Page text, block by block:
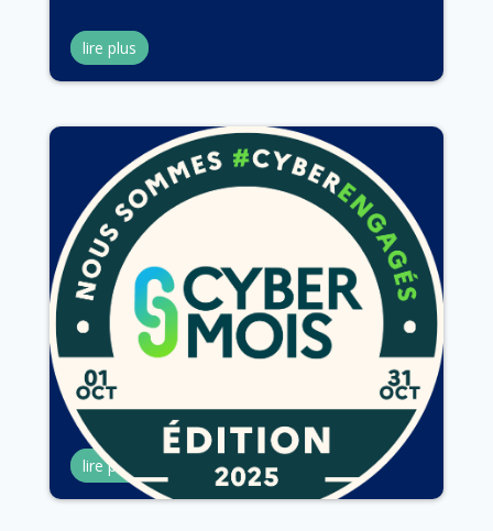
lire plus
Cybermois 2025
Oct 1, 2025
lire plus